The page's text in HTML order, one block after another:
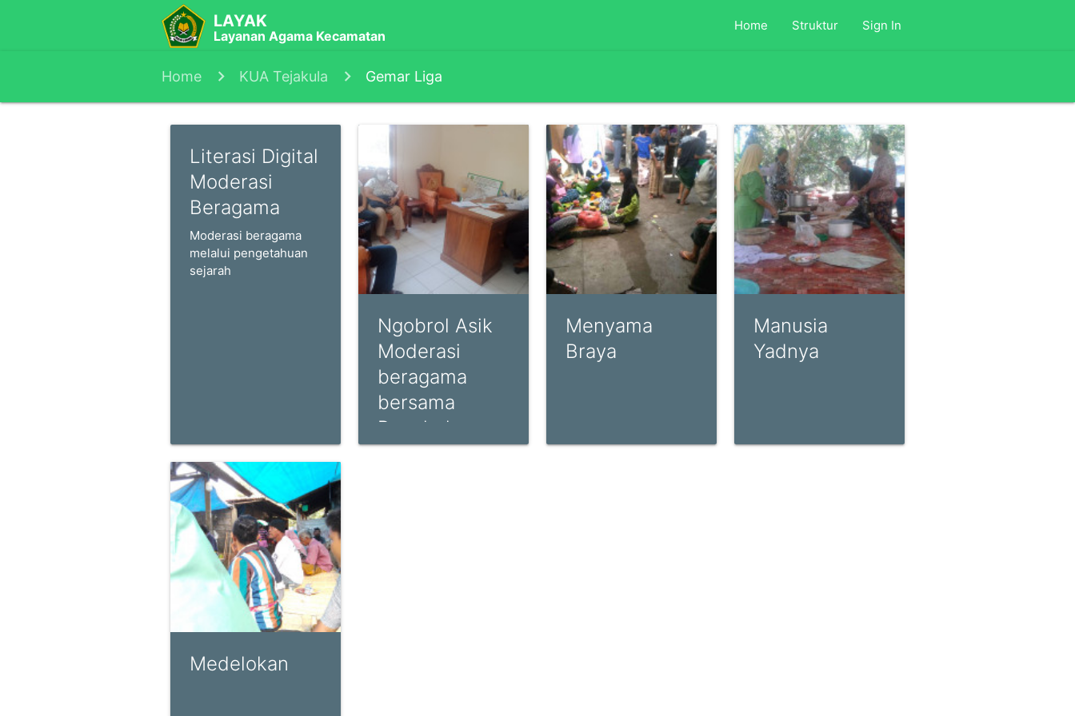
LAYAK
Layanan Agama Kecamatan
Home Struktur Sign In
Home KUA Tejakula Gemar Liga
Literasi Digital
Moderasi
Beragama
Moderasi beragama
melalui pengetahuan
sejarah
Ngobrol Asik
Moderasi
beragama
bersama
Penghulu
Menyama
Braya
Manusia
Yadnya
Medelokan